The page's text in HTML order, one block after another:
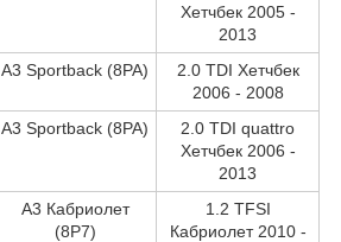
Хетчбек 2005 -
2013
A3 Sportback (8PA)
2.0 TDI Хетчбек
2006 - 2008
A3 Sportback (8PA)
2.0 TDI quattro
Хетчбек 2006 -
2013
A3 Кабриолет
(8P7)
1.2 TFSI
Кабриолет 2010 -